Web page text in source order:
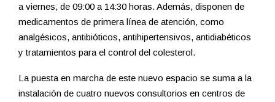
a viernes, de 09:00 a 14:30 horas. Además, disponen de
medicamentos de primera línea de atención, como
analgésicos, antibióticos, antihipertensivos, antidiabéticos
y tratamientos para el control del colesterol.
La puesta en marcha de este nuevo espacio se suma a la
instalación de cuatro nuevos consultorios en centros de